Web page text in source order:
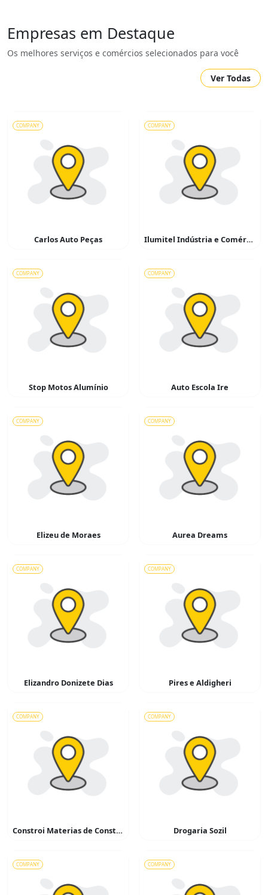
Empresas em Destaque
Os melhores serviços e comércios selecionados para você
Ver Todas
COMPANY
Carlos Auto Peças
COMPANY
Ilumitel Indústria e Comércio de Materiais Elétricos
COMPANY
Stop Motos Alumínio
COMPANY
Auto Escola Ire
COMPANY
Elizeu de Moraes
COMPANY
Aurea Dreams
COMPANY
Elizandro Donizete Dias
COMPANY
Pires e Aldigheri
COMPANY
Constroi Materias de Construção
COMPANY
Drogaria Sozil
COMPANY COMPANY